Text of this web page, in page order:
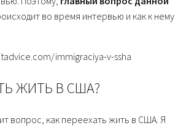
во время интервью и как к нему
immigraciya-v-ssha
ЖИТЬ В США?
вопрос, как переехать жить в США. Я